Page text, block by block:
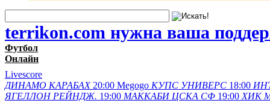
terrikon.com нужна ваша
Футбол
Онлайн
Livescore
ДИНАМО КАРАБАХ 20:00 Megogo КУПС УНИВЕРС 18:00
ЯГЕЛЛОН РЕЙНДЖ. 19:00 МАККАБИ ЦСКА СФ 19:00 ХИК